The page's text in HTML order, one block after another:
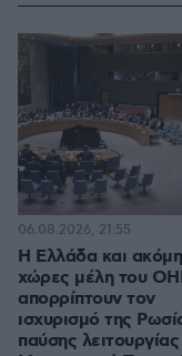
Η Ελλάδα και
χώρες μέλη του
απορρίπτουν τον
ισχυρισμό της
παύσης
06.08.2026, 21:55